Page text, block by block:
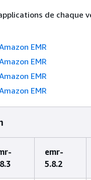
de chaque
EMR
EMR
EMR
EMR
emr-
5.8.2